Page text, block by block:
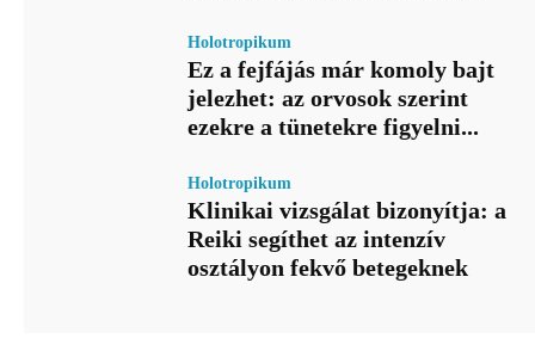
Holotropikum
Ez a fejfájás már komoly bajt
jelezhet: az orvosok szerint
ezekre a tünetekre figyelni...
Holotropikum
Klinikai vizsgálat bizonyítja: a
Reiki segíthet az intenzív
osztályon fekvő betegeknek